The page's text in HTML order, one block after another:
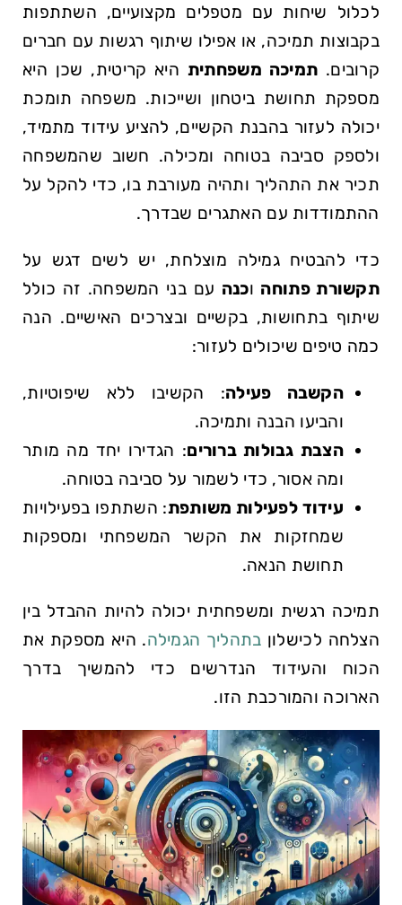
לכלול⁢ שיחות ‌עם מטפלים ⁣מקצועיים, ​השתתפות
בקבוצות תמיכה, ‌או אפילו שיתוף ⁣רגשות עם ⁣חברים​
קרובים. תמיכה משפחתית היא קריטית, שכן היא
מספקת תחושת ביטחון ושייכות.⁣ משפחה תומכת
יכולה לעזור בהבנת הקשיים,‍ להציע עידוד מתמיד,
ולספק סביבה בטוחה ומכילה. חשוב שהמשפחה
תכיר את התהליך ותהיה מעורבת בו,‍ כדי להקל על
⁢ההתמודדות ‌עם ‌האתגרים ⁢שבדרך.
כדי להבטיח גמילה ⁣מוצלחת, יש לשים דגש על
תקשורת פתוחה וכנה עם ⁢בני המשפחה.​ זה כולל
שיתוף בתחושות, בקשיים ובצרכים האישיים. הנה
⁣כמה טיפים שיכולים ‌לעזור:
הקשבה פעילה: הקשיבו ללא שיפוטיות,
והביעו הבנה​ ותמיכה.
הצבת גבולות ברורים:⁤ הגדירו ‍יחד מה מותר
ומה אסור, ‍כדי לשמור על סביבה בטוחה.
עידוד ‌לפעילות משותפת: השתתפו‍ בפעילויות
שמחזקות את הקשר המשפחתי ומספקות
תחושת הנאה.
תמיכה רגשית ומשפחתית ‌יכולה להיות ההבדל בין
הצלחה ⁢לכישלון בתהליך הגמילה. היא ⁣מספקת את
הכוח⁣ והעידוד ⁢הנדרשים כדי להמשיך⁢ בדרך
הארוכה והמורכבת הזו.